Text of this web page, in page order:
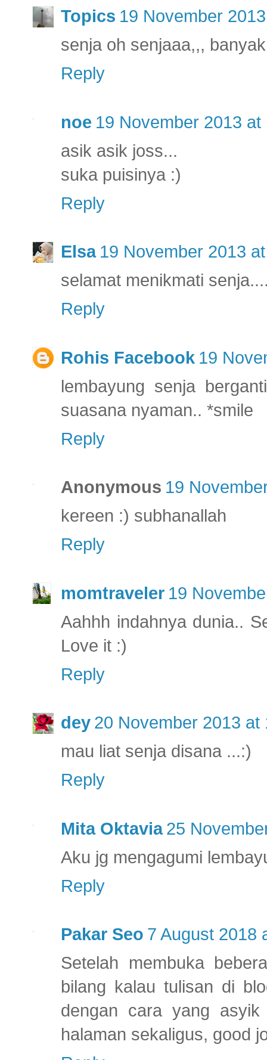
Topics 19 November
senja oh senjaaa,,,
Reply
noe 19 November 2013 at
asik asik joss...
suka puisinya :)
Reply
Elsa 19 November 2013
selamat menikmati
Reply
Rohis Facebook 19
lembayung senja
suasana nyaman.. *smile
Reply
Anonymous 19
kereen :) subhanallah
Reply
momtraveler 19
Aahhh indahnya dunia..
Love it :)
Reply
dey 20 November 2013 at
mau liat senja disana ...:)
Reply
Mita Oktavia 25
Aku jg mengagumi
Reply
Pakar Seo 7 August 2018
Setelah membuka
bilang kalau tulisan di
dengan cara yang
halaman sekaligus, good